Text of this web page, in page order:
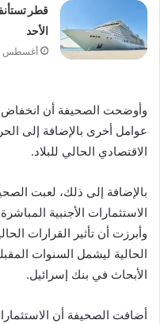
قطر
الأحد
أغسطس 5, 2026
عوامل أخرى بالإضافة إلى
الاقتصادي الحالي للبلاد.
بالإضافة إلى ذلك، لعبت
الاستثمارات الأجنبية
وأبرزت أن تأثير القرارات
الحالية ليشمل السنوات
الأبحاث في بنك إسرائيل.
أضافت الصحيفة أن